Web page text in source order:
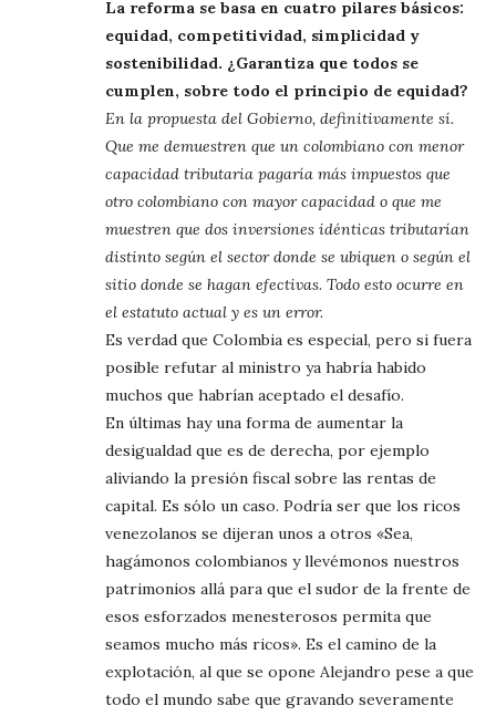
La reforma se basa en cuatro pilares básicos:
equidad, competitividad, simplicidad y
sostenibilidad. ¿Garantiza que todos se
cumplen, sobre todo el principio de equidad?
En la propuesta del Gobierno, definitivamente sí.
Que me demuestren que un colombiano con menor
capacidad tributaria pagaría más impuestos que
otro colombiano con mayor capacidad o que me
muestren que dos inversiones idénticas tributarían
distinto según el sector donde se ubiquen o según el
sitio donde se hagan efectivas. Todo esto ocurre en
el estatuto actual y es un error.
Es verdad que Colombia es especial, pero si fuera
posible refutar al ministro ya habría habido
muchos que habrían aceptado el desafío.
En últimas hay una forma de aumentar la
desigualdad que es de derecha, por ejemplo
aliviando la presión fiscal sobre las rentas de
capital. Es sólo un caso. Podría ser que los ricos
venezolanos se dijeran unos a otros «Sea,
hagámonos colombianos y llevémonos nuestros
patrimonios allá para que el sudor de la frente de
esos esforzados menesterosos permita que
seamos mucho más ricos». Es el camino de la
explotación, al que se opone Alejandro pese a que
todo el mundo sabe que gravando severamente